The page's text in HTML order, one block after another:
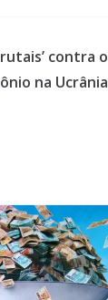
contra o
na Ucrânia